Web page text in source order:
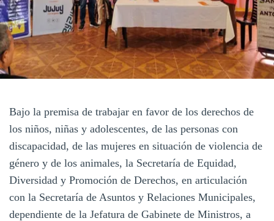
Bajo la premisa de trabajar en favor de los derechos de
los niños, niñas y adolescentes, de las personas con
discapacidad, de las mujeres en situación de violencia de
género y de los animales, la Secretaría de Equidad,
Diversidad y Promoción de Derechos, en articulación
con la Secretaría de Asuntos y Relaciones Municipales,
dependiente de la Jefatura de Gabinete de Ministros, a